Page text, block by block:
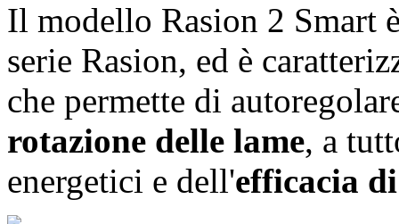
Il modello Rasion 2 Smart
serie Rasion, ed è
che permette di
rotazione delle lame, a
energetici e dell'efficacia